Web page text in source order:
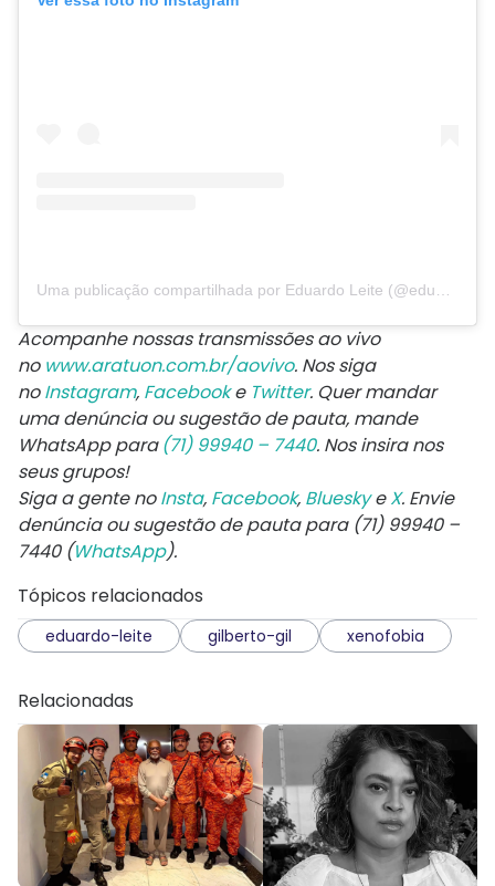
Acompanhe nossas transmissões ao vivo
no www.aratuon.com.br/aovivo. Nos siga
noInstagram, Facebooke Twitter. Quer mandar
uma denúncia ou sugestão de pauta, mande
WhatsApp para (71) 99940 – 7440. Nos insira nos
seus grupos!
Siga a gente noInsta, Facebook, BlueskyeX. Envie
denúncia ou sugestão de pauta para (71) 99940 –
7440 (WhatsApp).
Tópicos relacionados
eduardo-leite gilberto-gil xenofobia
Relacionadas